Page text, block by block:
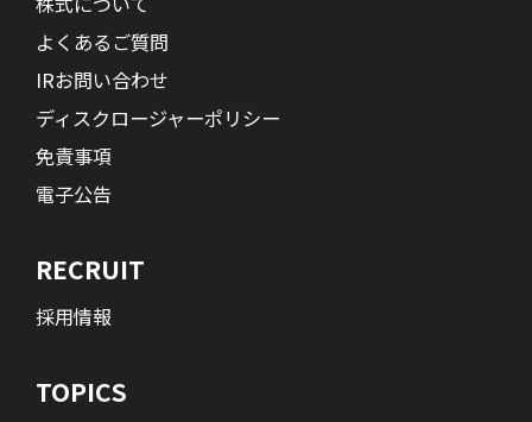
よくあるご質問
IRお問い合わせ
ディスクロージャーポリシー
免責事項
電子公告
RECRUIT
採用情報
TOPICS